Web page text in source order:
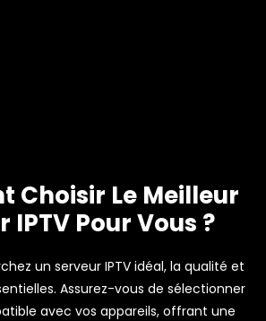
Choisir Le Meilleur
IPTV Pour Vous ?
un serveur IPTV idéal, la qualité et
Assurez-vous de sélectionner
avec vos appareils, offrant une